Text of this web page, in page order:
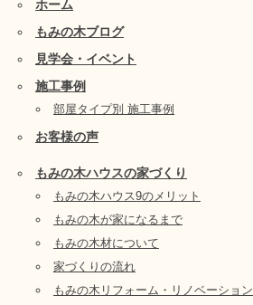
ホーム
もみの木ブログ
見学会・イベント
施工事例
部屋タイプ別 施工事例
お客様の声
もみの木ハウスの家づくり
もみの木ハウス9のメリット
もみの木が家になるまで
もみの木材について
家づくりの流れ
もみの木リフォーム・リノベーション